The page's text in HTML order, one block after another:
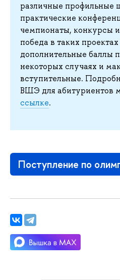
различные профильные
практические
чемпионаты, конкурсы
победа в таких
дополнительные баллы
некоторых случаях и
вступительные.
ВШЭ для абитуриентов
ссылке.
Поступление по